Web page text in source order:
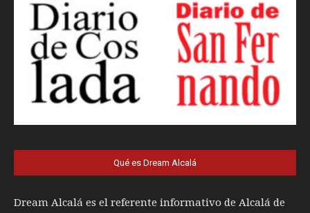
Qué es Dream Alcalá
Dream Alcalá es el referente informativo de Alcalá de